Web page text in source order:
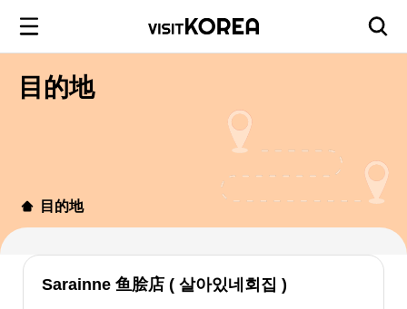
目的地
目的地
Sarainne 鱼脍店 ( 살아있네회집 )